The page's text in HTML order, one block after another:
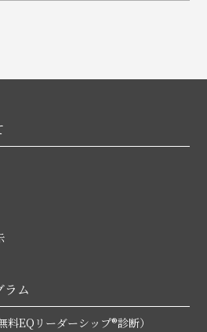
ム
EQリーダーシップ®診断）